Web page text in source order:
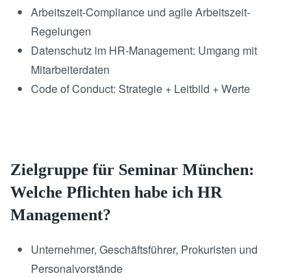
Arbeitszeit-Compliance und agile Arbeitszeit-
Regelungen
Datenschutz im HR-Management: Umgang mit
Mitarbeiterdaten
Code of Conduct: Strategie + Leitbild + Werte
Zielgruppe für Seminar München:
Welche Pflichten habe ich HR
Management?
Unternehmer, Geschäftsführer, Prokuristen und
Personalvorstände